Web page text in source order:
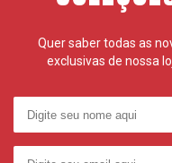
Quer saber todas as
exclusivas de nossa